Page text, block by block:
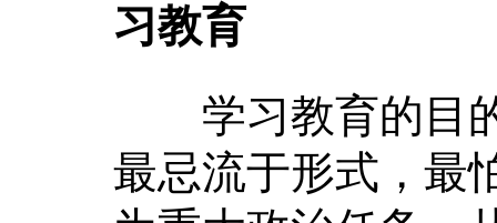
习教育
学习教育的目的
最忌流于形式，最